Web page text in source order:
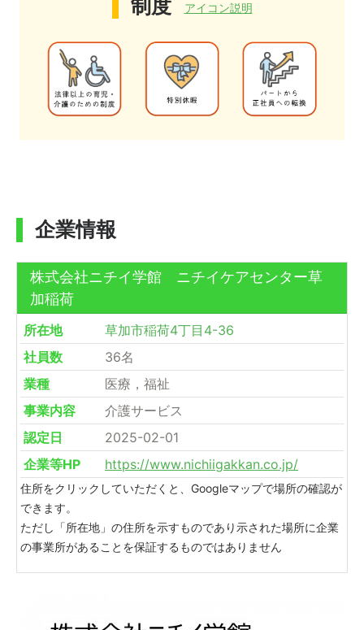
制度 アイコン説明
企業情報
株式会社ニチイ学館 ニチイケアセンター草
加稲荷
所在地
草加市稲荷4丁目4-36
社員数
36名
業種
医療，福祉
事業内容
介護サービス
認定日
2025-02-01
企業等HP
https://www.nichiigakkan.co.jp/
住所をクリックしていただくと、Googleマップで場所の確認が
できます。
ただし「所在地」の住所を示すものであり示された場所に企業
の事業所があることを保証するものではありません